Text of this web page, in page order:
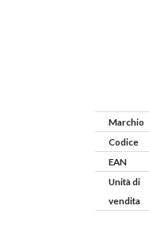
Marchio
Codice
EAN
Unità di
vendita